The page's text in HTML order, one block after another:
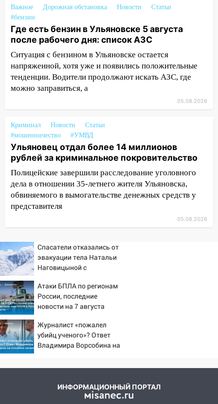
припаркованный автомобиль
12:37 Переезжал «зебру» на
велосипеде и попал под колеса
12:18 Вспыхнул изнутри: в
Железнодорожном районе горела дача
11:33
В Засвияжье под колёса авто
попал мужчина
хозяйственные постройки
11:00 В Канадее горел жилой дом
10:18
Губернатор Ульяновской области:
уничтожено четыре беспилотника в
регионе
10:00 В Ульяновске дотла сгорел
легковой автомобиль
наркодилеров, снабжавших две области
09:25
Вынесли приговор дебоширам,
избившим мужчину в трамвае
08:27
Ульяновская полиция получила
один из шести уникальных автомобилей
в России
07:02
Жара отступит: какой будет
погода в Ульяновске днем 5 августа
06:10
Мертвеца выкопали, посадили в
мешок и попытались утопить в Волге
Важное Дорожная обстановка Новости
Статьи
#бензин
Где есть бензин в Ульяновске 5 августа
после рабочего дня: список АЗС
Ситуация с бензином в Ульяновске остается
напряженной, хотя уже и появились положительные
тенденции. Водители продолжают искать АЗС, где
можно заправиться, а
05.08.2026
Криминал Новости
Статьи
#мошенничество
#УМВД
Ульяновец отдал более 14 миллионов
рублей за криминальное покровительство
Полицейские завершили расследование уголовного
дела в отношении 35-летнего жителя Ульяновска,
обвиняемого в вымогательстве денежных средств у
представителя
05.08.2026
Спасатели отказались от
эвакуации тела Натальи
Наговицыной с
Атаки БПЛА по регионам
России, последние
новости на 7 августа
на склады Wildberries,
состояние пострадавших
Журналист «пожалел
убийц ученого»? Ответ
Владимира Ворсобина на
ИНФОРМАЦИОННЫЙ ПОРТАЛ